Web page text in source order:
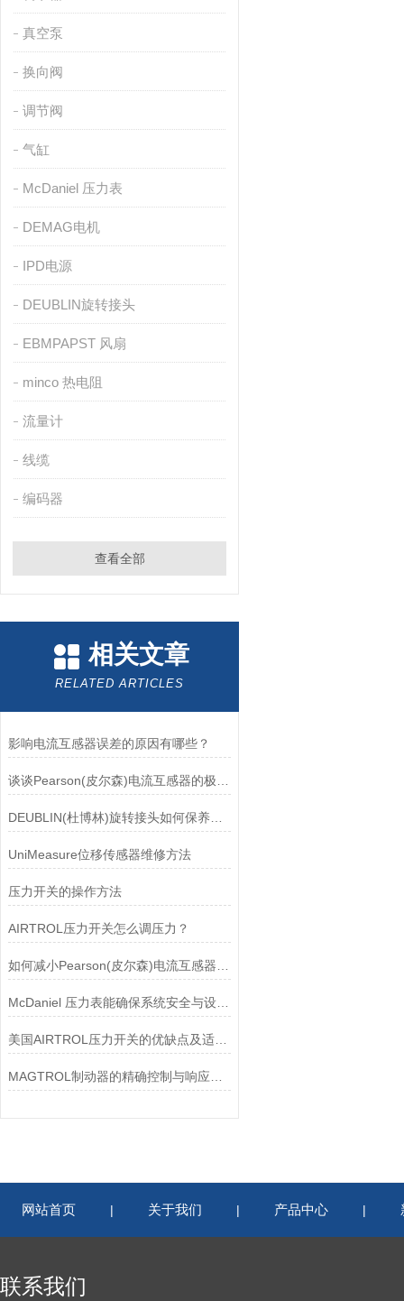
真空泵
换向阀
调节阀
气缸
McDaniel 压力表
DEMAG电机
IPD电源
DEUBLIN旋转接头
EBMPAPST 风扇
minco 热电阻
流量计
线缆
编码器
查看全部
相关文章
RELATED ARTICLES
影响电流互感器误差的原因有哪些？
DEUBLIN(杜博林)旋转接头如何保养？需要注意哪些事项？
UniMeasure位移传感器维修方法
压力开关的操作方法
AIRTROL压力开关怎么调压力？
McDaniel 压力表能确保系统安全与设备寿命延长
美国AIRTROL压力开关的优缺点及适用范围讲解
网站首页 | 关于我们 | 产品中心 |
联系我们